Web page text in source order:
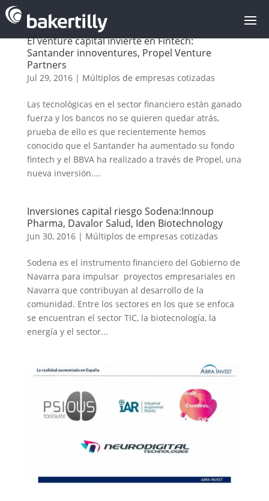
El venture capital invierte en Fintech:
Santander innoventures, Propel Venture
Partners
Jul 29, 2016| Múltiplos de empresas cotizadas
Las tecnológicas en el sector financiero están ganado
fuerza y los bancos no se quieren quedar atrás,
prueba de ello es que recientemente hemos
conocido que el Santander ha aumentado su fondo
fintech y el BBVA ha realizado a través de Propel, una
nueva inversión....
Inversiones capital riesgo Sodena:Innoup
Pharma, Davalor Salud, Iden Biotechnology
Jun 30, 2016| Múltiplos de empresas cotizadas
Sodena es el instrumento financiero del Gobierno de
Navarra para impulsar proyectos empresariales en
Navarra que contribuyan al desarrollo de la
comunidad. Entre los sectores en los que se enfoca
se encuentran el sector TIC, la biotecnología, la
energía y el sector...